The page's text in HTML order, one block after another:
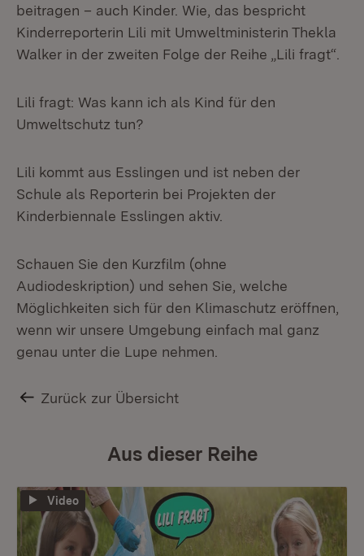
beitragen – auch Kinder. Wie, das bespricht
Kinderreporterin Lili mit Umweltministerin Thekla
Walker in der zweiten Folge der Reihe „Lili fragt“.
Lili fragt: Was kann ich als Kind für den
Umweltschutz tun?
Lili kommt aus Esslingen und ist neben der
Schule als Reporterin bei Projekten der
Kinderbiennale Esslingen aktiv.
Schauen Sie den Kurzfilm (ohne
Audiodeskription) und sehen Sie, welche
Möglichkeiten sich für den Klimaschutz eröffnen,
wenn wir unsere Umgebung einfach mal ganz
genau unter die Lupe nehmen.
Zurück zur Übersicht
Aus dieser Reihe
Video